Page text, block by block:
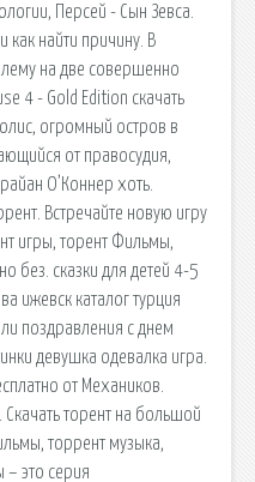
Персей - Сын Зевса.
как найти причину. В
на две совершенно
4 - Gold Edition скачать
огромный остров в
от правосудия,
О’Коннер хоть.
Встречайте новую игру
игры, торент Фильмы,
без. сказки для детей 4-5
ижевск каталог турция
поздравления с днем
девушка одевалка игра.
от Механиков.
Скачать торент на большой
торрент музыка,
– это серия